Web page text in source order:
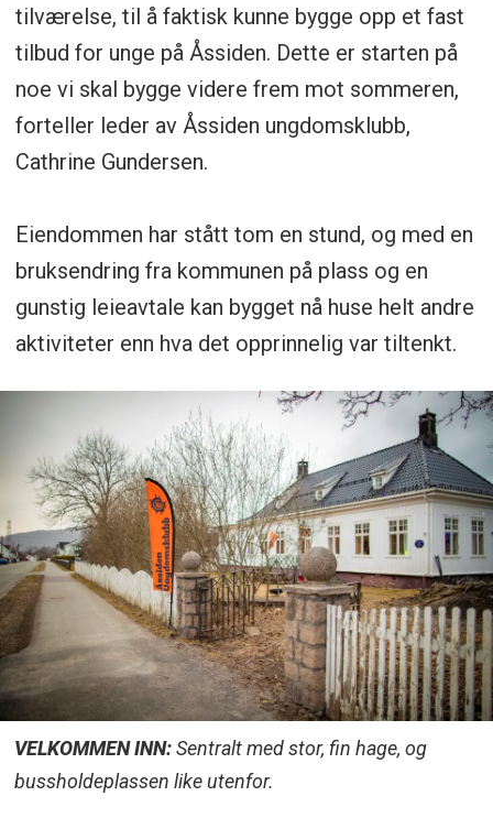
tilværelse, til å faktisk kunne bygge opp et fast
tilbud for unge på Åssiden. Dette er starten på
noe vi skal bygge videre frem mot sommeren,
forteller leder av Åssiden ungdomsklubb,
Cathrine Gundersen.
Eiendommen har stått tom en stund, og med en
bruksendring fra kommunen på plass og en
gunstig leieavtale kan bygget nå huse helt andre
aktiviteter enn hva det opprinnelig var tiltenkt.
VELKOMMEN INN:Sentralt med stor, fin hage, og
bussholdeplassen like utenfor.